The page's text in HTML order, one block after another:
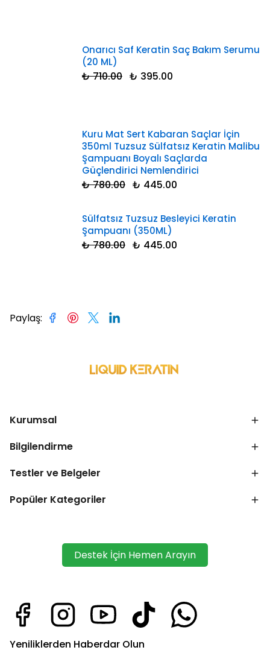
Onarıcı Saf Keratin Saç Bakım Serumu
(20 ML)
₺ 710.00 ₺ 395.00
Kuru Mat Sert Kabaran Saçlar İçin
350ml Tuzsuz Sülfatsız Keratin Malibu
Şampuanı Boyalı Saçlarda
Güçlendirici Nemlendirici
₺ 780.00 ₺ 445.00
Sülfatsız Tuzsuz Besleyici Keratin
Şampuanı (350ML)
₺ 780.00 ₺ 445.00
Paylaş:
Kurumsal
Bilgilendirme
Testler ve Belgeler
Popüler Kategoriler
Destek İçin Hemen Arayın
Yeniliklerden Haberdar Olun